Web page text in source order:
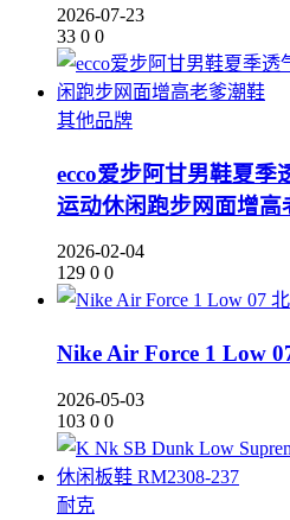
2026-07-23
33 0 0
其他品牌
ecco爱步阿甘男鞋夏季
运动休闲跑步网面增高
2026-02-04
129 0 0
Nike Air Force 1 Low
2026-05-03
103 0 0
耐克